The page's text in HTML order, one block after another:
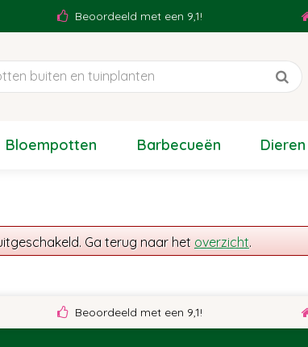
Beoordeeld met een 9,1!
Bloempotten Barbecueën Dieren
Ga terug naar het overzicht.
Beoordeeld met een 9,1!